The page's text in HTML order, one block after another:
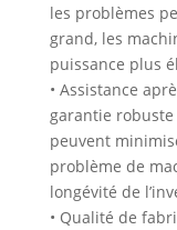
les problèmes
grand, les
puissance plus
• Assistance
garantie
peuvent
problème de
longévité de
• Qualité de